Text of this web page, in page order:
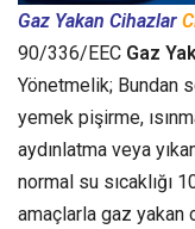
Gaz Yakan Cihazlar
90/336/EEC Gaz
Yönetmelik; Bundan
yemek pişirme,
aydınlatma veya
normal su sıcaklığı
amaçlarla gaz yakan